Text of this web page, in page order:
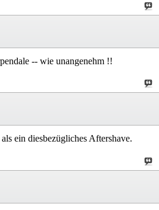
-- wie unangenehm !!
ein diesbezügliches Aftershave.